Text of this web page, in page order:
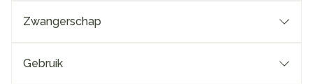
Zwangerschap
Gebruik